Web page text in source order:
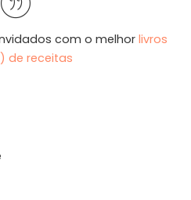
com o melhor livros
de receitas